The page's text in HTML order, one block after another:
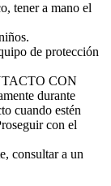
tener a mano el
de protección
CON
durante
cuando estén
con el
consultar a un